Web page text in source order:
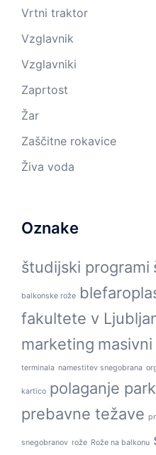
Vrtni traktor
Vzglavnik
Vzglavniki
Zaprtost
Žar
Zaščitne rokavice
Živa voda
Oznake
študijski programi
balkonske rože
fakultete v
marketing
terminala namestitev snegobrana
kartico polaganje
prebavne težave
snegobranov rože Rože na balkonu